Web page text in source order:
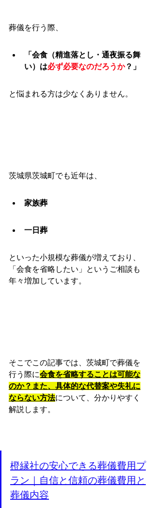
葬儀を行う際、
「会食（精進落とし・通夜振る舞
い）は必ず必要なのだろうか？」
と悩まれる方は少なくありません。
茨城県茨城町でも近年は、
家族葬
一日葬
といった小規模な葬儀が増えており、
「会食を省略したい」というご相談も
年々増加しています。
そこでこの記事では、茨城町で葬儀を
行う際に会食を省略することは可能な
のか？また、具体的な代替案や失礼に
ならない方法について、分かりやすく
解説します。
橙縁社の安心できる葬儀費用プ
ラン｜自信と信頼の葬儀費用と
葬儀内容